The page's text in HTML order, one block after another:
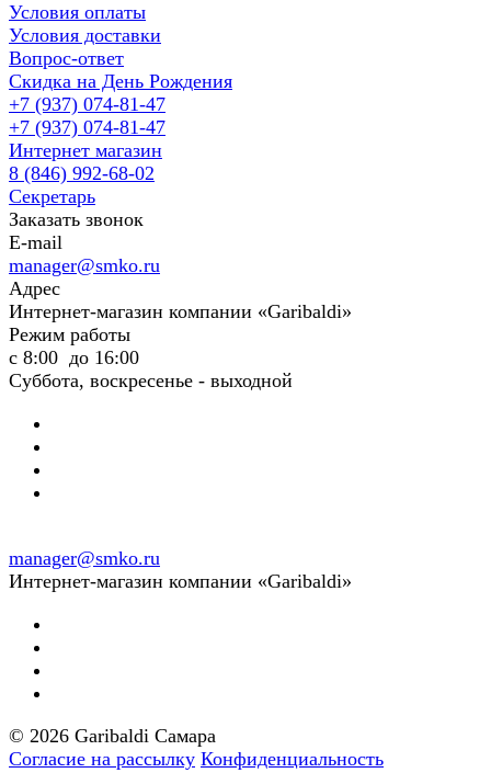
Условия оплаты
Условия доставки
Вопрос-ответ
Скидка на День Рождения
+7 (937) 074-81-47
+7 (937) 074-81-47
Интернет магазин
8 (846) 992-68-02
Секретарь
Заказать звонок
E-mail
manager@smko.ru
Адрес
Интернет-магазин компании «Garibaldi»
Режим работы
с 8:00 до 16:00
Суббота, воскресенье - выходной
manager@smko.ru
Интернет-магазин компании «Garibaldi»
© 2026 Garibaldi Самара
Согласие на рассылку Конфиденциальность